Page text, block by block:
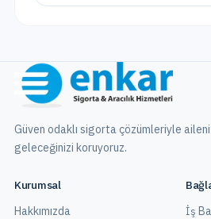
Güven odaklı sigorta çözümleriyle
geleceğinizi koruyoruz.
Kurumsal
Hakkımızda
İş